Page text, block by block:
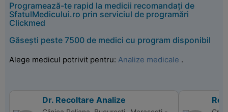
Programează-te rapid la medicii recomandați de
SfatulMedicului.ro prin serviciul de programări
Clickmed
Găsești peste 7500 de medici cu program disponibil
Alege medicul potrivit pentru: Analize medicale .
Dr. Recoltare Analize